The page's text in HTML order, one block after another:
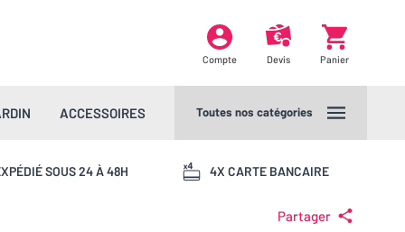
Compte Devis Panier
ACCESSOIRES Toutes nos catégories
SOUS 24 À 48H 4X CARTE BANCAIRE
Partager